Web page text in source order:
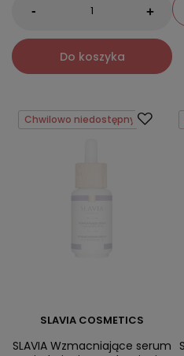
- +
Do koszyka
Chwilowo niedostępny
SLAVIA COSMETICS
SLAVIA Wzmacniające serum